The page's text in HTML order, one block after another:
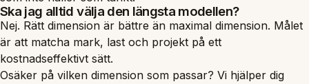
Ska jag alltid välja den längsta modellen?
Nej. Rätt dimension är bättre än maximal dimension. Målet
är att matcha mark, last och projekt på ett
kostnadseffektivt sätt.
Osäker på vilken dimension som passar? Vi hjälper dig